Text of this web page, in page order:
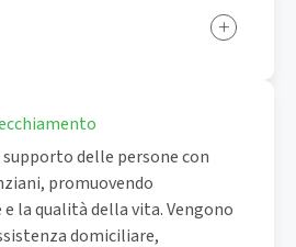
supporto delle persone con
promuovendo
e la qualità della vita. Vengono
domiciliare,